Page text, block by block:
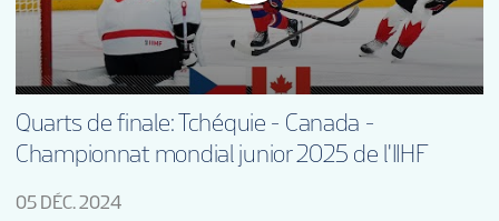
Quarts de finale: Tchéquie - Canada -
Championnat mondial junior 2025 de l'IIHF
05 DÉC. 2024